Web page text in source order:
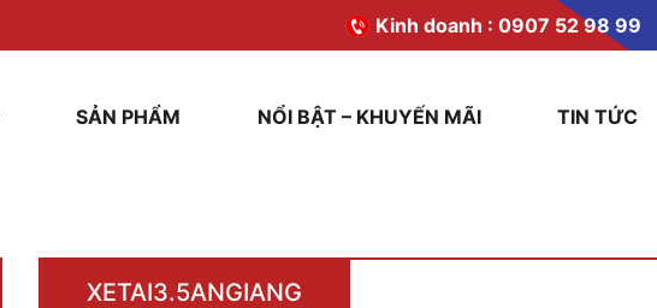
Kinh doanh : 0907 52 98 99
SẢN PHẨM NỔI BẬT – KHUYẾN MÃI TIN TỨC
XETAI3.5ANGIANG